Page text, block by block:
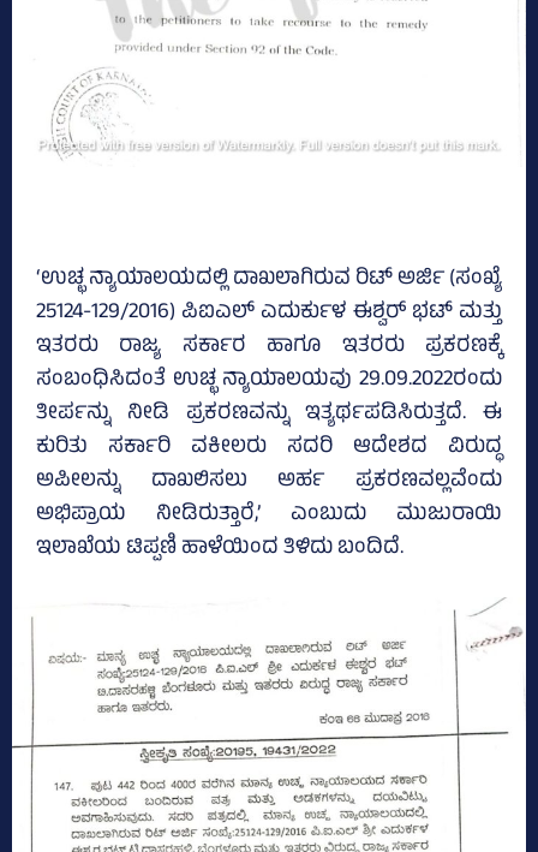
‘ಉಚ್ಛ ನ್ಯಾಯಾಲಯದಲ್ಲಿ ದಾಖಲಾಗಿರುವ ರಿಟ್‌ ಅರ್ಜಿ (ಸಂಖ್ಯೆ
25124-129/2016) ಪಿಐಎಲ್‌ ಎದುರ್ಕುಳ ಈಶ್ವರ್‌ ಭಟ್‌ ಮತ್ತು
ಇತರರು ರಾಜ್ಯ ಸರ್ಕಾರ ಹಾಗೂ ಇತರರು ಪ್ರಕರಣಕ್ಕೆ
ಸಂಬಂಧಿಸಿದಂತೆ ಉಚ್ಛ ನ್ಯಾಯಾಲಯವು 29.09.2022ರಂದು
ತೀರ್ಪನ್ನು ನೀಡಿ ಪ್ರಕರಣವನ್ನು ಇತ್ಯರ್ಥಪಡಿಸಿರುತ್ತದೆ. ಈ
ಕುರಿತು ಸರ್ಕಾರಿ ವಕೀಲರು ಸದರಿ ಆದೇಶದ ವಿರುದ್ಧ
ಅಪೀಲನ್ನು ದಾಖಲಿಸಲು ಅರ್ಹ ಪ್ರಕರಣವಲ್ಲವೆಂದು
ಅಭಿಪ್ರಾಯ ನೀಡಿರುತ್ತಾರೆ,’ ಎಂಬುದು ಮುಜುರಾಯಿ
ಇಲಾಖೆಯ ಟಿಪ್ಪಣಿ ಹಾಳೆಯಿಂದ ತಿಳಿದು ಬಂದಿದೆ.